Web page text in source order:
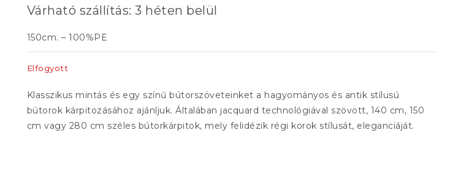
Várható szállítás: 3 héten belül
150cm. – 100%PE
Elfogyott
Klasszikus mintás és egy színű bútorszöveteinket a hagyományos és antik stílusú
bútorok kárpitozásához ajánljuk. Általában jacquard technológiával szövött, 140 cm, 150
cm vagy 280 cm széles bútorkárpitok, mely felidézik régi korok stílusát, eleganciáját.